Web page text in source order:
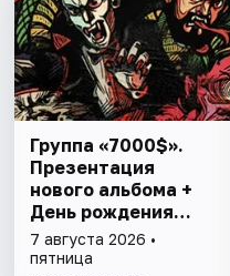
Группа «7000$».
Презентация
нового альбома +
День рождения
Ивана Игнатова
7 августа 2026 •
пятница